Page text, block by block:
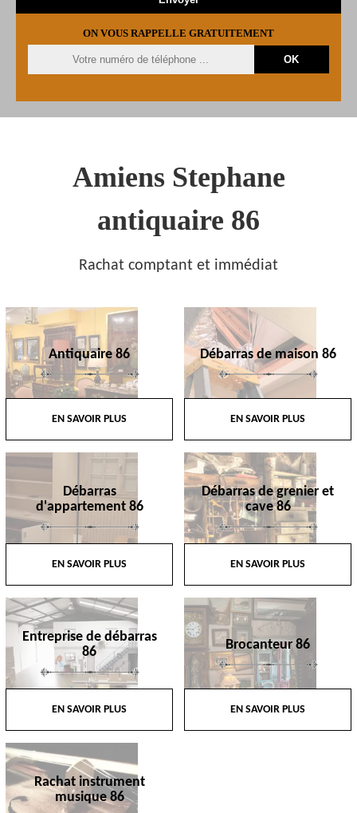
ON VOUS RAPPELLE GRATUITEMENT
Amiens Stephane
antiquaire 86
Rachat comptant et immédiat
Antiquaire 86
EN SAVOIR PLUS
Débarras de maison 86
EN SAVOIR PLUS
Débarras
d'appartement 86
EN SAVOIR PLUS
Débarras de grenier et
cave 86
EN SAVOIR PLUS
Entreprise de débarras
86
EN SAVOIR PLUS
Brocanteur 86
EN SAVOIR PLUS
Rachat instrument
musique 86